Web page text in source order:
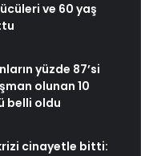
ve 60 yaş
yüzde 87’si
olunan 10
belli oldu
cinayetle bitti: